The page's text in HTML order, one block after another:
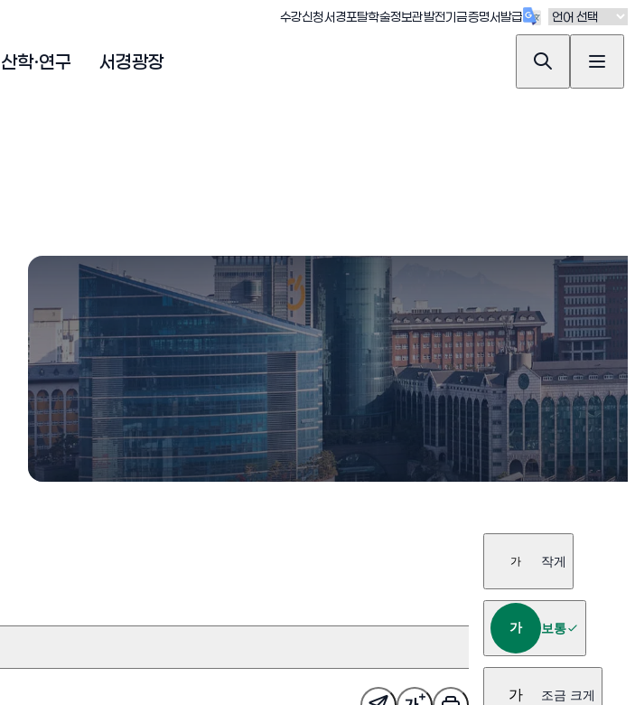
수강신청(새창 열림)
서경포탈(새창 열림)
학술정보관(새창 열림)
발전기금(새창 열림)
증명서발급(새창 열림)
산학·연구 서경광장
가 작게
가 보통
가 조금 크게